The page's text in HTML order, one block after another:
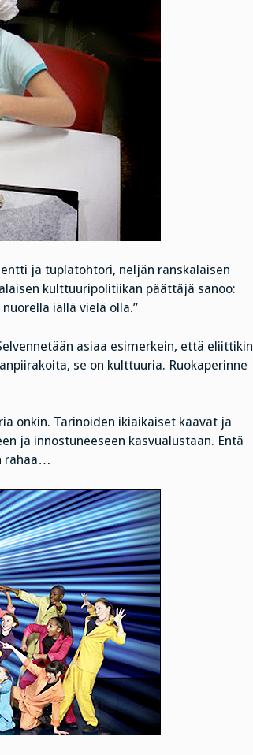
ja tuplatohtori, neljän ranskalaisen
kulttuuripolitiikan päättäjä sanoo:
iällä vielä olla.”
asiaa esimerkein, että eliittikin
se on kulttuuria. Ruokaperinne
onkin. Tarinoiden ikiaikaiset kaavat ja
ja innostuneeseen kasvualustaan. Entä
rahaa…